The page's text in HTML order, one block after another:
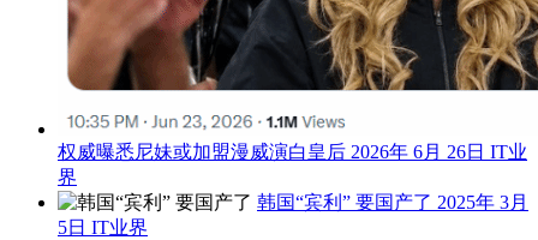
权威曝悉尼妹或加盟漫威演白皇后 2026年 6月 26日 IT业
界
韩国“宾利” 要国产了 2025年 3月
5日 IT业界